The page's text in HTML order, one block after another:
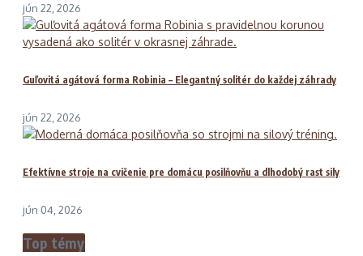
jún 22, 2026
Guľovitá agátová forma Robinia – Elegantný solitér do každej záhrady
jún 22, 2026
Efektívne stroje na cvičenie pre domácu posilňovňu a dlhodobý rast sily
jún 04, 2026
Top témy